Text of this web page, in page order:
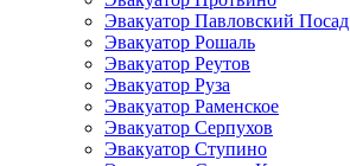
Эвакуатор Павловский Посад
Эвакуатор Рошаль
Эвакуатор Реутов
Эвакуатор Руза
Эвакуатор Раменское
Эвакуатор Серпухов
Эвакуатор Ступино